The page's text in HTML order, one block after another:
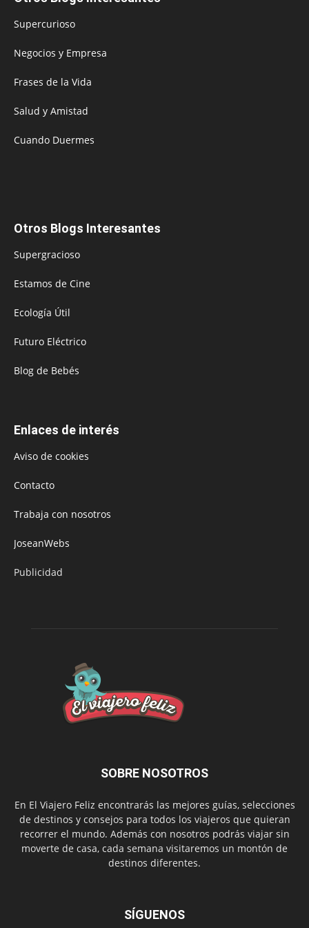
Supercurioso
Negocios y Empresa
Frases de la Vida
Salud y Amistad
Cuando Duermes
Otros Blogs Interesantes
Supergracioso
Estamos de Cine
Ecología Útil
Futuro Eléctrico
Blog de Bebés
Enlaces de interés
Aviso de cookies
Contacto
Trabaja con nosotros
JoseanWebs
Publicidad
SOBRE NOSOTROS
En El Viajero Feliz encontrarás las mejores guías, selecciones
de destinos y consejos para todos los viajeros que quieran
recorrer el mundo. Además con nosotros podrás viajar sin
moverte de casa, cada semana visitaremos un montón de
destinos diferentes.
SÍGUENOS